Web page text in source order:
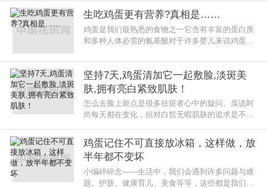
冒出小
生吃鸡蛋更有营养?真相是……
鸡蛋是我们最熟悉的食物之一它含有丰富的蛋白质
和多种人体必需的氨基酸对于许多婴儿来说鸡蛋是
能够吃一个鸡蛋保证充足的营养
坚持7天,鸡蛋清加它一起敷脸,淡斑美
肤,拥有亮白紧致肌肤！
怎么去脸上斑点是很多祛斑者心中的疑问。虽说时
尚每天都在变化，但对白皙无暇肌肤的追求是不变
始不断的寻找方法，但结果却收
鸡蛋记住不可直接放冰箱，这样做，放
半年都不变坏
小编碎碎念——生活中，我们会遇到许多问题与难
题。护肤、健康育儿、美食等等，这些都是我们关